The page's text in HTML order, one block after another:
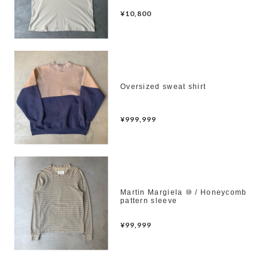
¥10,800
Oversized sweat shirt
¥999,999
Martin Margiela ⑩ / Honeycomb
pattern sleeve
¥99,999